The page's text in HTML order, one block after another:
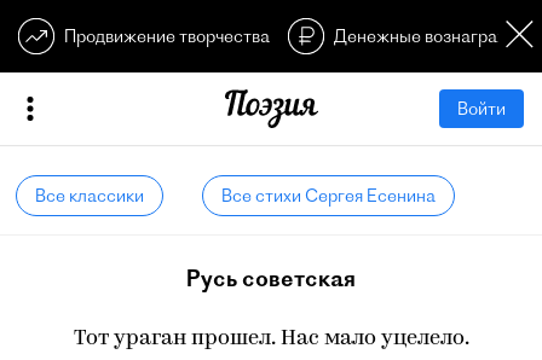
Продвижение творчества Денежные
Войти
Все классики Все стихи Сергея Есенина
Русь советская
Тот ураган прошел. Нас мало уцелело.